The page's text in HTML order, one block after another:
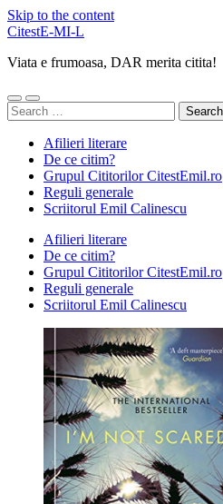
Skip to the content
CitestE-MI-L
Viata e frumoasa, DAR merita citita!
Toggle
mobile
Toggle
search
Search
for:
Afilieri literare
De ce citim?
Grupul Cititorilor CitestEmil.ro
Reguli generale
Scriitorul Emil Calinescu
Afilieri literare
De ce citim?
Grupul Cititorilor CitestEmil.ro
Reguli generale
Scriitorul Emil Calinescu